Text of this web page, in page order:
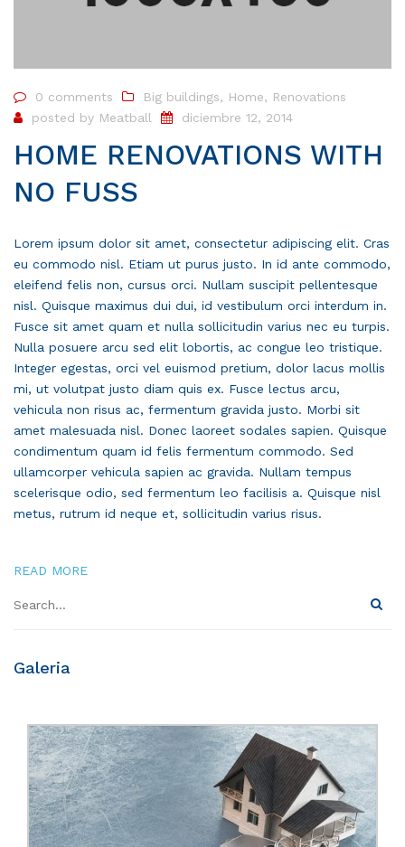
0 comments Big buildings, Home, Renovations
posted by Meatball diciembre 12, 2014
HOME RENOVATIONS WITH
NO FUSS
Lorem ipsum dolor sit amet, consectetur adipiscing elit. Cras
eu commodo nisl. Etiam ut purus justo. In id ante commodo,
eleifend felis non, cursus orci. Nullam suscipit pellentesque
nisl. Quisque maximus dui dui, id vestibulum orci interdum in.
Fusce sit amet quam et nulla sollicitudin varius nec eu turpis.
Nulla posuere arcu sed elit lobortis, ac congue leo tristique.
Integer egestas, orci vel euismod pretium, dolor lacus mollis
mi, ut volutpat justo diam quis ex. Fusce lectus arcu,
vehicula non risus ac, fermentum gravida justo. Morbi sit
amet malesuada nisl. Donec laoreet sodales sapien. Quisque
condimentum quam id felis fermentum commodo. Sed
ullamcorper vehicula sapien ac gravida. Nullam tempus
scelerisque odio, sed fermentum leo facilisis a. Quisque nisl
metus, rutrum id neque et, sollicitudin varius risus.
READ MORE
Galeria